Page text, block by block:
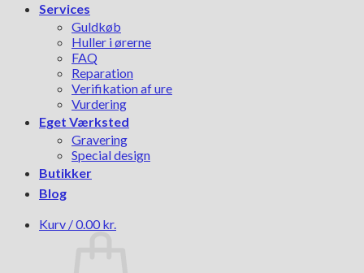
Services
Guldkøb
Huller i ørerne
FAQ
Reparation
Verifikation af ure
Vurdering
Eget Værksted
Gravering
Special design
Butikker
Blog
Kurv /0.00 kr.